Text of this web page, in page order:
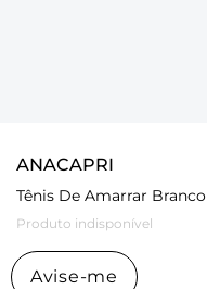
ANACAPRI
Tênis De Amarrar
Produto indisponível
Avise-me